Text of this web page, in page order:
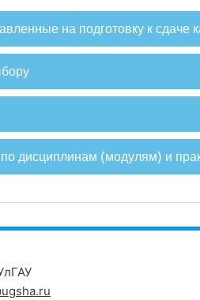
на подготовку к сдаче
дисциплинам (модулям) и